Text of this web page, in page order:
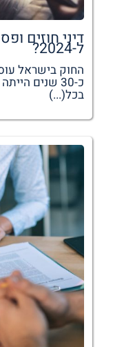
דיני חוזים
ל-2024?
החוק בישראל
כ-30 שנים
בכל(...)